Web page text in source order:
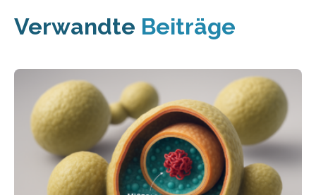
Verwandte Beiträge